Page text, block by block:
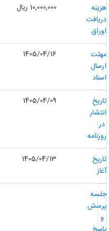
10,000,000 ریال
1405/04/16
1405/04/09
1405/04/13